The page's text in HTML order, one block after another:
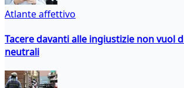
Atlante affettivo
Tacere davanti alle ingiustizie non vuol
neutrali